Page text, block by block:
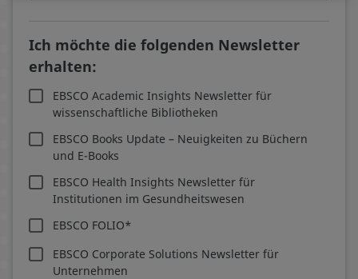
Ich möchte die folgenden Newsletter
erhalten:
EBSCO Academic Insights Newsletter für
wissenschaftliche Bibliotheken
EBSCO Books Update – Neuigkeiten zu Büchern
und E-Books
EBSCO Health Insights Newsletter für
Institutionen im Gesundheitswesen
EBSCO FOLIO*
EBSCO Corporate Solutions Newsletter für
Unternehmen